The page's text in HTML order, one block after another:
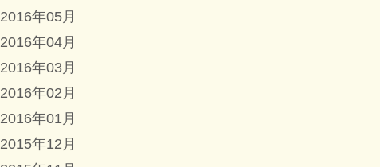
2016年05月
2016年04月
2016年03月
2016年02月
2016年01月
2015年12月